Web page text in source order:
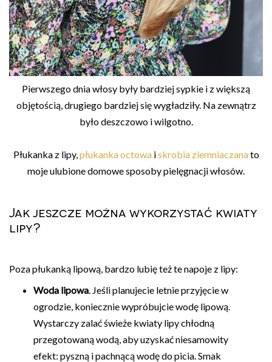
Pierwszego dnia włosy były bardziej sypkie i z większą
objętością, drugiego bardziej się wygładziły. Na zewnątrz
było deszczowo i wilgotno.
Płukanka z lipy, płukanka octowaiskrobia ziemniaczanato
moje ulubione domowe sposoby pielęgnacji włosów.
Jak jeszcze można wykorzystać kwiaty
lipy?
Poza płukanką lipową, bardzo lubię też te napoje z lipy:
Woda lipowa . Jeśli planujecie letnie przyjęcie w
ogrodzie, koniecznie wypróbujcie wodę lipową.
Wystarczy zalać świeże kwiaty lipy chłodną
przegotowaną wodą, aby uzyskać niesamowity
efekt: pyszną i pachnącą wodę do picia. Smak